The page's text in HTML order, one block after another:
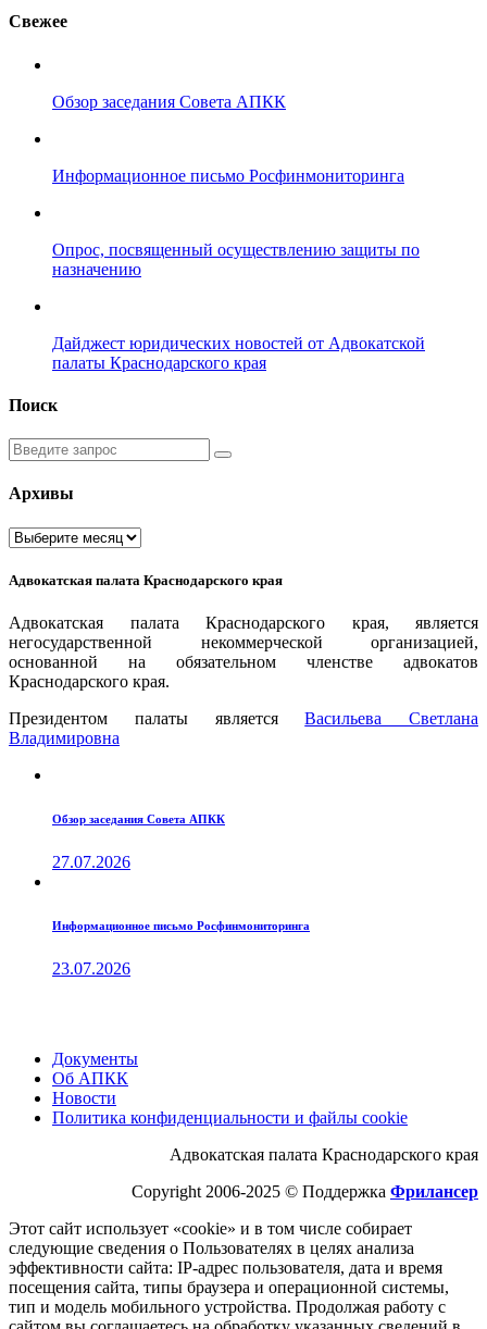
Свежее
Обзор заседания Совета АПКК
Информационное письмо Росфинмониторинга
Опрос, посвященный осуществлению защиты по
назначению
Дайджест юридических новостей от Адвокатской
палаты Краснодарского края
Поиск
Введите
запрос
Архивы
Архивы
Адвокатская палата Краснодарского края
Адвокатская палата Краснодарского края, является
негосударственной некоммерческой организацией,
основанной на обязательном членстве адвокатов
Краснодарского края.
Президентом палаты являетсяВаcильева Светлана
Владимировна
Обзор заседания Совета АПКК
27.07.2026
Информационное письмо Росфинмониторинга
23.07.2026
Документы
Об АПКК
Новости
Политика конфиденциальности и файлы cookie
Адвокатская палата Краснодарского края
Copyright 2006-2025 © Поддержка Фрилансер
Этот cайт использует «cookie» и в том числе собирает
следующие сведения о Пользователях в целях анализа
эффективности cайта: IP-адрес пользователя, дата и время
посещения cайта, типы браузера и операционной системы,
тип и модель мобильного устройства. Продолжая работу с